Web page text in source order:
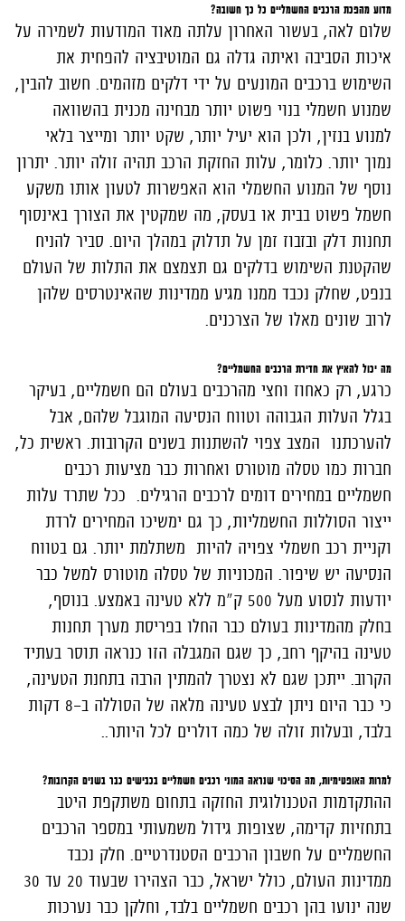
מדוע מהפכת הרכבים החשמליים כל כך חשובה?
שלום לאה, בעשור האחרון עלתה מאוד המודעות לשמירה על
איכות הסביבה ואיתה גדלה גם המוטיבציה להפחית את
השימוש ברכבים המונעים על ידי דלקים מזהמים. חשוב להבין,
שמנוע חשמלי בנוי פשוט יותר מבחינה מכנית בהשוואה
למנוע בנזין, ולכן הוא יעיל יותר, שקט יותר ומייצר בלאי
נמוך יותר. כלומר, עלות החזקת הרכב תהיה זולה יותר. יתרון
נוסף של המנוע החשמלי הוא האפשרות לטעון אותו משקע
חשמל פשוט בבית או בעסק, מה שמקטין את הצורך באינסוף
תחנות דלק ובזבוז זמן על תדלוק במהלך היום. סביר להניח
שהקטנת השימוש בדלקים גם תצמצם את התלות של העולם
בנפט, שחלק נכבד ממנו מגיע ממדינות שהאינטרסים שלהן
לרוב שונים מאלו של הצרכנים.
מה יכול להאיץ את חדירת הרכבים החשמליים?
כרגע, רק כאחוז וחצי מהרכבים בעולם הם חשמליים, בעיקר
בגלל העלות הגבוהה וטווח הנסיעה המוגבל שלהם, אבל
להערכתנו המצב צפוי להשתנות בשנים הקרובות. ראשית כל,
חברות כמו טסלה מוטורס ואחרות כבר מציעות רכבים
חשמליים במחירים דומים לרכבים הרגילים. ככל שתרד עלות
ייצור הסוללות החשמליות, כך גם ימשיכו המחירים לרדת
וקניית רכב חשמלי צפויה להיות משתלמת יותר. גם בטווח
הנסיעה יש שיפור. המכוניות של טסלה מוטורס למשל כבר
יודעות לנסוע מעל 500 ק"מ ללא טעינה באמצע. בנוסף,
בחלק מהמדינות בעולם כבר החלו בפריסת מערך תחנות
טעינה בהיקף רחב, כך שגם המגבלה הזו כנראה תוסר בעתיד
הקרוב. ייתכן שגם לא נצטרך להמתין הרבה בתחנת הטעינה,
כי כבר היום ניתן לבצע טעינה מלאה של הסוללה ב-8 דקות
בלבד, ובעלות זולה של כמה דולרים לכל היותר..
למרות האופטימיות, מה הסיכוי שנראה המוני רכבים חשמליים בכבישים כבר בשנים הקרובות?
ההתקדמות הטכנולוגית החזקה בתחום משתקפת היטב
בתחזיות קדימה, שצופות גידול משמעותי במספר הרכבים
החשמליים על חשבון הרכבים הסטנדרטיים. חלק נכבד
ממדינות העולם, כולל ישראל, כבר הצהירו שבעוד 20 עד 30
שנה ינועו בהן רכבים חשמליים בלבד, וחלקן כבר נערכות